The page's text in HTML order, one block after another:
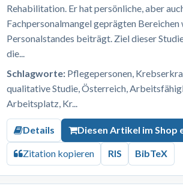
Rehabilitation. Er hat persönliche, aber
Fachpersonalmangel geprägten Bereichen
Personalstandes beiträgt. Ziel dieser
die...
Schlagworte: Pflegepersonen,
qualitative Studie, Österreich,
Arbeitsplatz, Kr...
Details Diesen Artikel im Shop
Zitation kopieren RIS BibTeX